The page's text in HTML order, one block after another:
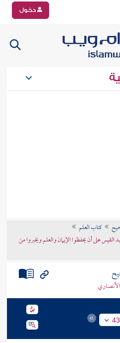
دخول
كتاب العلم
على أن يحفظوا الإيمان والعلم ويخبروا من